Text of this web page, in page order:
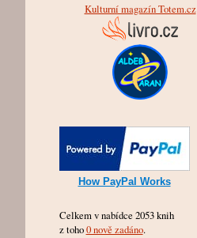
Kulturní magazín Totem.cz
How PayPal Works
Celkem v nabídce 2053 knih
z toho0 nově zadáno.